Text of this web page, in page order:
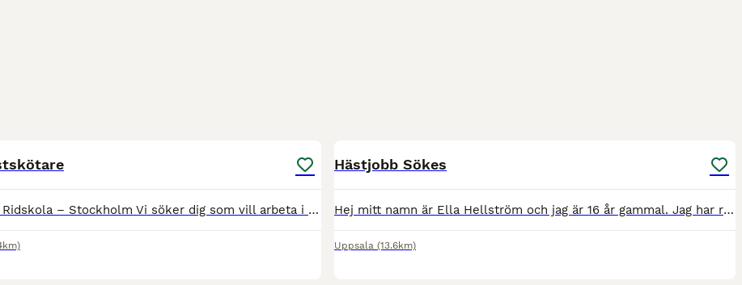
Mälarhöjdens Ridskola – Stockholm Vi söker dig som vill arbeta i en professionell stallmiljö där hästvälfärd, struktur och kvalitet står i fokus. Hos oss är stallet en central del av verksamheten. Hä
Hästjobb Sökes
Hej mitt namn är Ella Hellström och jag är 16 år gammal. Jag har ridit i ungefär 6 år och har två egna hästar, just nu har jag precis gått klart mitt första år på uppsala yrkesgymnasium Jälla inriktni
Uppsala (13.6km)